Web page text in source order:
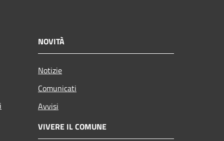
NOVITÀ
Notizie
Comunicati
Avvisi
VIVERE IL COMUNE